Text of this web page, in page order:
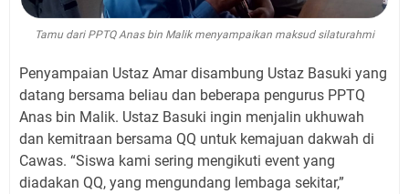
Tamu dari PPTQ Anas bin Malik menyampaikan maksud silaturahmi
Penyampaian Ustaz Amar disambung Ustaz Basuki yang
datang bersama beliau dan beberapa pengurus PPTQ
Anas bin Malik. Ustaz Basuki ingin menjalin ukhuwah
dan kemitraan bersama QQ untuk kemajuan dakwah di
Cawas. “Siswa kami sering mengikuti event yang
diadakan QQ, yang mengundang lembaga sekitar,”